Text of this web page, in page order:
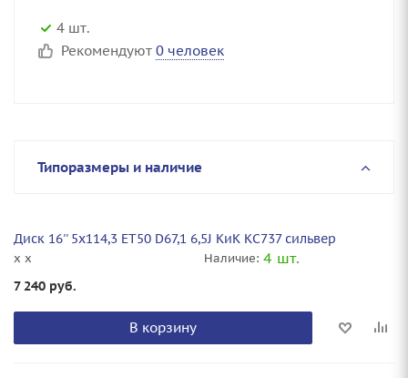
4 шт.
Рекомендуют 0 человек
Типоразмеры и наличие
Диск 16'' 5x114,3 ET50 D67,1 6,5J КиК КС737 сильвер
x x Наличие: 4 шт.
7 240 руб.
В корзину